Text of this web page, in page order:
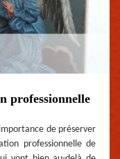
professionnelle
de préserver
professionnelle de